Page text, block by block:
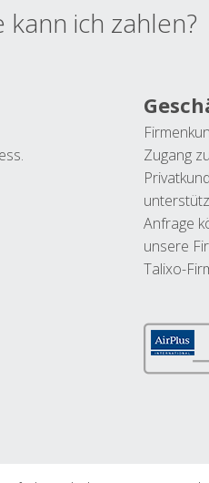
kann ich zahlen?
Zugang
Anfrage
unsere
Talixo-